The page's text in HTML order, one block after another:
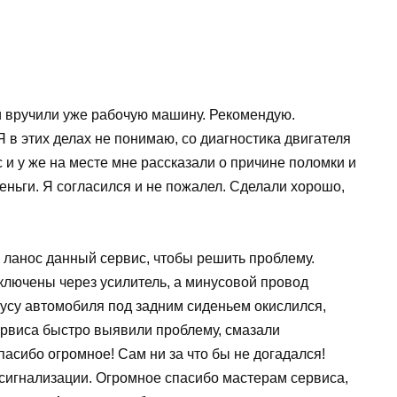
уже рабочую машину. Рекомендую.
этих делах не понимаю, со диагностика двигателя
у же на месте мне рассказали о причине поломки и
Я согласился и не пожалел. Сделали хорошо,
данный сервис, чтобы решить проблему.
через усилитель, а минусовой провод
автомобиля под задним сиденьем окислился,
быстро выявили проблему, смазали
огромное! Сам ни за что бы не догадался!
Огромное спасибо мастерам сервиса,